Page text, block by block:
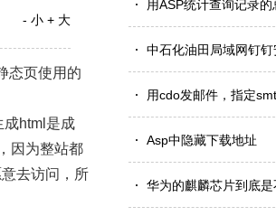
- 小 + 大
态页使用的
成html是成
因为整站都
去访问，所
用ASP统计查询记录的
中石化油田局域网钉
用cdo发邮件，指定
Asp中隐藏下载地址
华为的麒麟芯片到底